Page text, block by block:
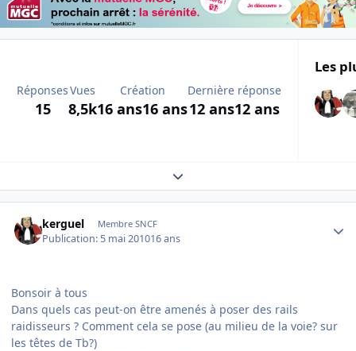
Réponses
15
Vues
8,5k
Création
16 ans16 ans
Dernière réponse
12 ans12 ans
Les
Expand topic overview
kerguel Membre SNCF
Publication: 5 mai 201016 ans
Bonsoir à tous
Dans quels cas peut-on être amenés à poser des rails
raidisseurs ? Comment cela se pose (au milieu de la voie? sur
les têtes de Tb?)